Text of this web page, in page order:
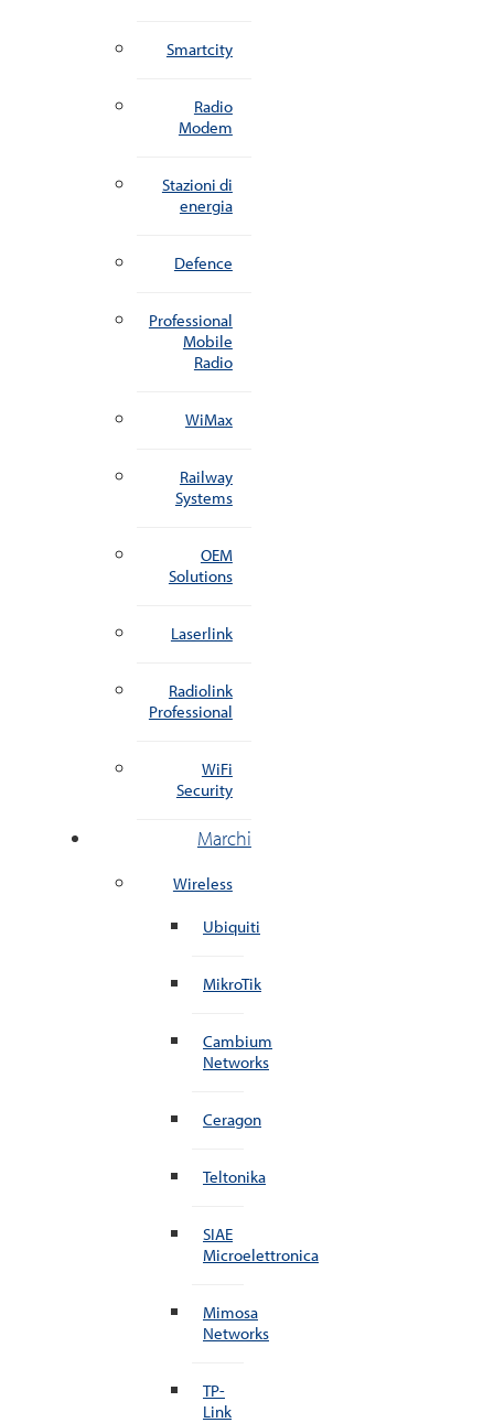
Smartcity
Radio
Modem
Stazioni di
energia
Defence
Professional
Mobile
Radio
WiMax
Railway
Systems
OEM
Solutions
Laserlink
Radiolink
Professional
WiFi
Security
Marchi
Wireless
Ubiquiti
MikroTik
Cambium
Networks
Ceragon
Teltonika
SIAE
Microelettronica
Mimosa
Networks
TP-
Link